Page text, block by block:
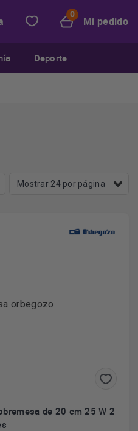
Mi pedido
Deporte
de 20 cm 25 W 2